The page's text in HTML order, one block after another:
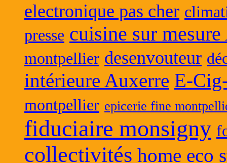
electronique pas cher
presse cuisine sur
montpellier desenvouteur
intérieure Auxerre E-
montpellier epicerie fine
fiduciaire monsigny
collectivités home eco